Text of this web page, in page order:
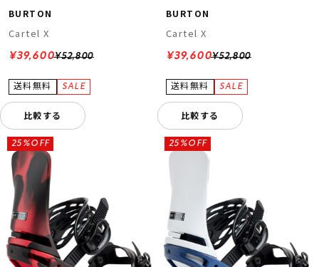
BURTON
Cartel X
¥52,800
¥39,600
比較する
BURTON
Cartel X
¥52,800
¥39,600
比較する
25%OFF 25%OFF